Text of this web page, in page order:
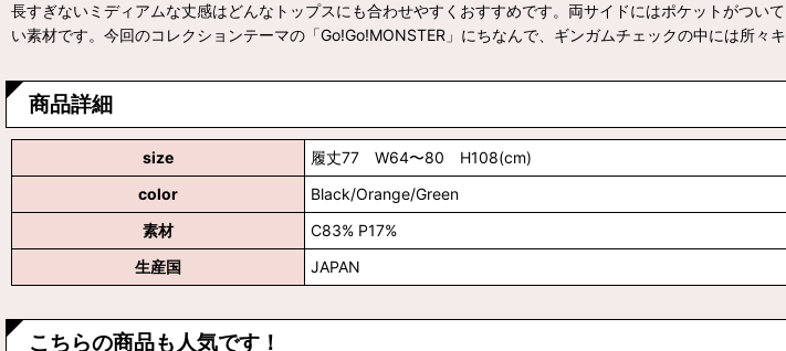
長すぎないミディアムな丈感はどんなトップスにも合わせやすくおすすめです。両サイドにはポケットがつ
い素材です。今回のコレクションテーマの「Go!Go!MONSTER」にちなんで、ギンガムチェックの中には所々
商品詳細
size
履丈77 W64〜80 H108(cm)
color
Black/Orange/Green
素材
C83% P17%
生産国
JAPAN
こちらの商品も人気です！